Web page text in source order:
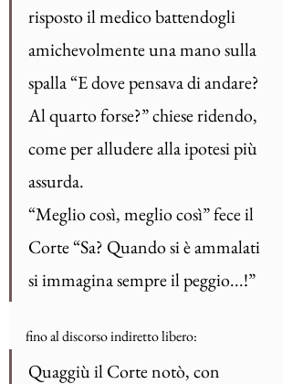
risposto il medico battendogli
amichevolmente una mano sulla
spalla “E dove pensava di andare?
Al quarto forse?” chiese ridendo,
come per alludere alla ipotesi più
assurda.
“Meglio così, meglio così” fece il
Corte “Sa? Quando si è ammalati
si immagina sempre il peggio...!”
fino al discorso indiretto libero:
Quaggiù il Corte notò, con